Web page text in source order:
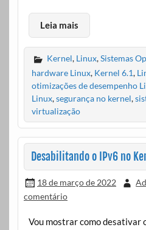
Leia mais
Kernel, Linux,Sistemas
hardware Linux, Kernel 6.1,
otimizações de desempenho
Linux,segurança no kernel,
virtualização
Desabilitando o IPv6 no
18 de março de 2022
comentário
Vou mostrar como desativar